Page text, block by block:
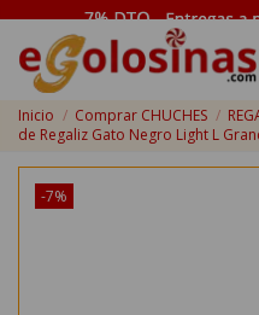
Inicio Comprar CHUCHES
de Regaliz Gato Negro Light L
-7%